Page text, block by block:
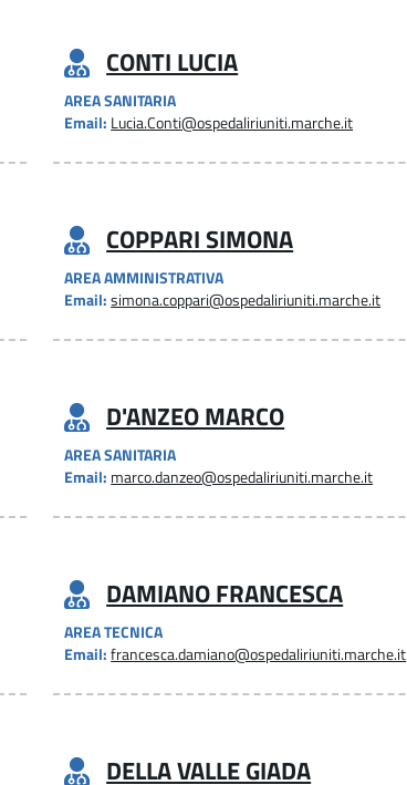
CONTI LUCIA
AREA SANITARIA
Email: Lucia.Conti@ospedaliriuniti.marche.it
COPPARI SIMONA
AREA AMMINISTRATIVA
Email:simona.coppari@ospedaliriuniti.marche.it
D'ANZEO MARCO
AREA SANITARIA
Email: marco.danzeo@ospedaliriuniti.marche.it
DAMIANO FRANCESCA
AREA TECNICA
Email:francesca.damiano@ospedaliriuniti.marche.it
DELLA VALLE GIADA